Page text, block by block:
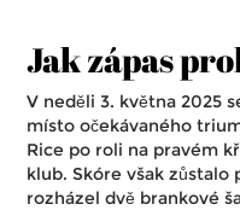
Jak zápas
V neděli 3. května 2025
místo očekávaného
Rice po roli na pravém
klub. Skóre však
rozházel dvě brankové